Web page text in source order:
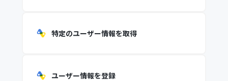
特定のユーザー情報を取得
ユーザー情報を登録